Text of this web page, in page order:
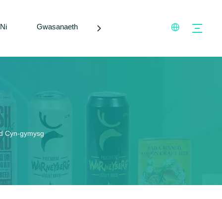
Gwasanaeth Cysylltwch â Ni
Cyn-gymysg